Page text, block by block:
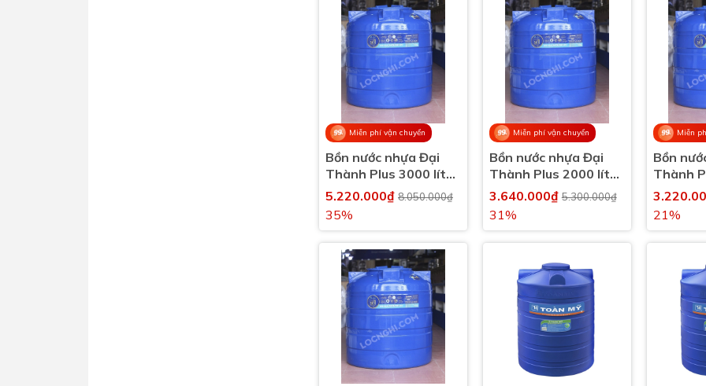
Miễn phí vận chuyển
Bồn nước nhựa Đại
Thành Plus 3000 lít
đứng (3000l)
5.220.000₫ 8.050.000₫
35%
Miễn phí vận chuyển
Bồn nước nhựa Đại
Thành Plus 2000 lít
đứng (2000l)
3.640.000₫5.300.000₫
31%
Miễn
Bồn
Thành
đứng
21%